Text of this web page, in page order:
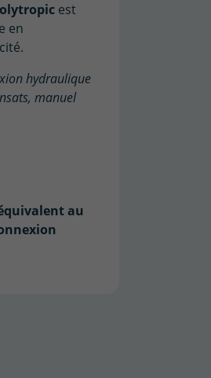
est
en
hydraulique
manuel
au